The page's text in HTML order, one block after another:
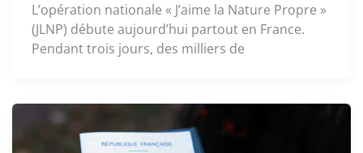
L’opération nationale « J’aime la Nature Propre »
(JLNP) débute aujourd’hui partout en France.
Pendant trois jours, des milliers de